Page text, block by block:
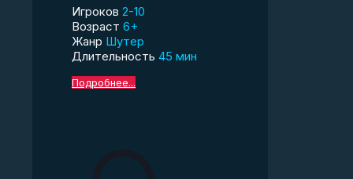
Игроков 2-10
Возраст 6+
Жанр Шутер
Длительность 45 мин
Подробнее...